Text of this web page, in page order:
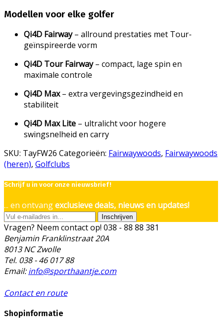
Modellen voor elke golfer
Qi4D Fairway– allround prestaties met Tour-
geïnspireerde vorm
Qi4D Tour Fairway– compact, lage spin en
maximale controle
Qi4D Max– extra vergevingsgezindheid en
stabiliteit
Qi4D Max Lite – ultralicht voor hogere
swingsnelheid en carry
SKU: TayFW26 Categorieën: Fairwaywoods, Fairwaywoods
(heren), Golfclubs
Schrijf u in voor onze nieuwsbrief!
... en ontvangexclusieve deals, nieuws en updates!
Inschrijven
Vragen? Neem contact op! 038 - 88 88 381
Benjamin Franklinstraat 20A
8013 NC Zwolle
Tel. 038 - 46 017 88
Email:info@sporthaantje.com
Contact en route
Shopinformatie